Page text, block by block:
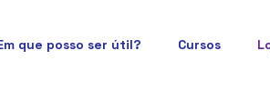
que posso ser útil? Cursos